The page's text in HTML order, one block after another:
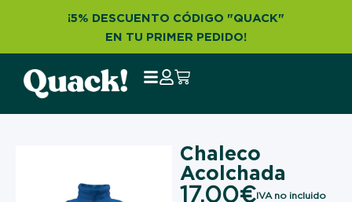
¡5% DESCUENTO CÓDIGO "QUACK"
EN TU PRIMER PEDIDO!
Chaleco
Acolchada
17,00€ IVA no incluido